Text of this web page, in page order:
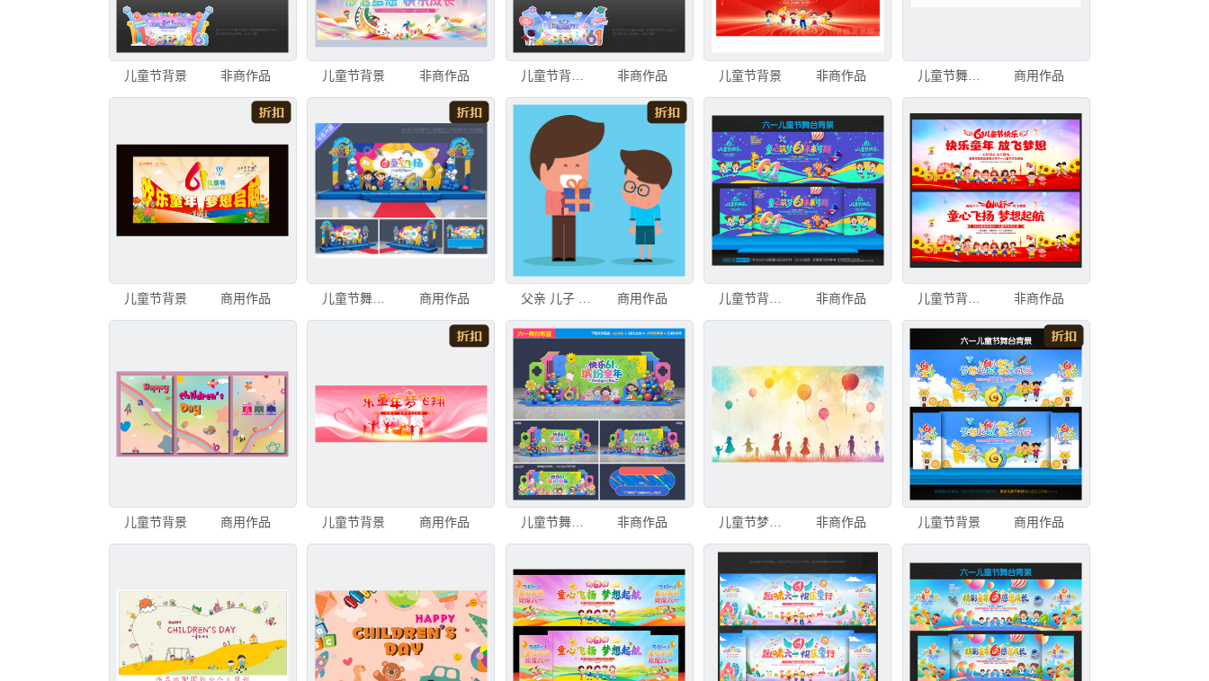
儿童节背景 非商作品 儿童节背景 非商作品 非商作品 儿童节背景 非商作品 儿童节舞台背景 商用作品
儿童节背景 商用作品 儿童节舞台背景 商用作品 父亲 儿子 礼物 儿童节 父亲节 单亲父亲 背景分离 家庭 父母 儿童 商用作品 儿童节背景儿童节 非商作品 儿童节背景儿童节 非商作品
儿童节背景 商用作品 儿童节背景 商用作品 儿童节舞台背景 非商作品 儿童节梦幻背景 非商作品 儿童节背景 商用作品